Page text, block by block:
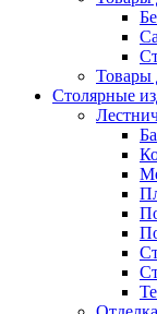
Товары
Столярные